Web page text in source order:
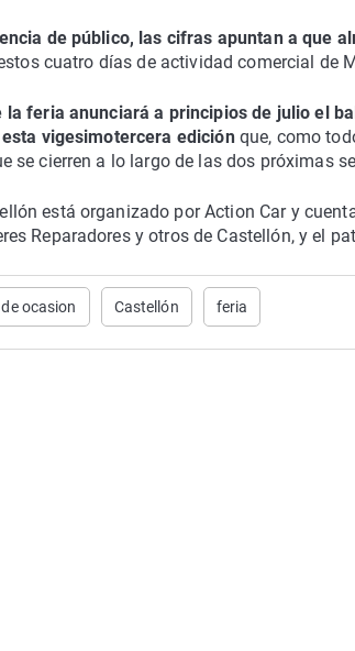
de público, las cifras apuntan a que
cuatro días de actividad comercial de
la feria anunciará a principios de julio el
vigesimotercera edición que, como
se cierren a lo largo de las dos próximas
está organizado por Action Car y
Reparadores y otros de Castellón, y el
ocasion Castellón feria